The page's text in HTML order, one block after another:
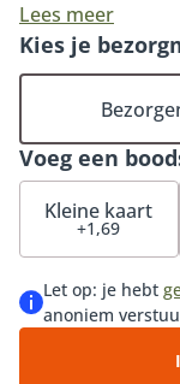
bloemen. Het
opvallende
en bijzondere
ware
onvergetelijke
onze
luxueuze
Lees meer
Voeg een
Kleine kaart
+1,69
Let op: je hebt
anoniem
Kies je